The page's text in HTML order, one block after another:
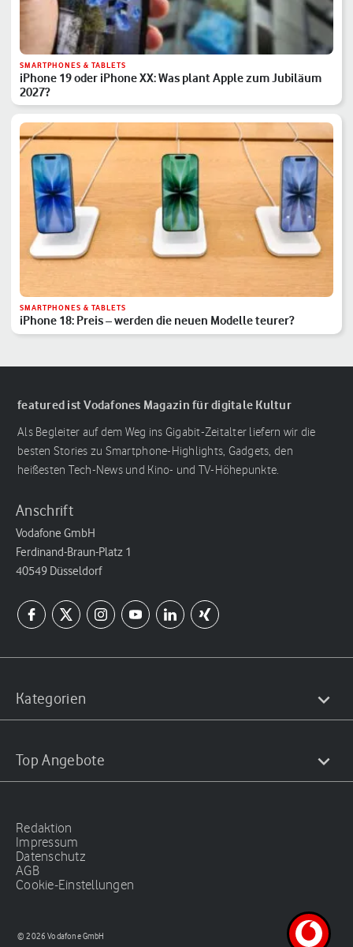
SMARTPHONES & TABLETS
iPhone 19 oder iPhone XX: Was plant Apple zum Jubiläum
2027?
SMARTPHONES & TABLETS
iPhone 18: Preis – werden die neuen Modelle teurer?
featured ist Vodafones Magazin für digitale Kultur
Als Begleiter auf dem Weg ins Gigabit-Zeitalter liefern wir die
besten Stories zu Smartphone-Highlights, Gadgets, den
heißesten Tech-News und Kino- und TV-Höhepunkte.
Anschrift
Vodafone GmbH
Ferdinand-Braun-Platz 1
40549 Düsseldorf
Kategorien
Top Angebote
Redaktion
Impressum
Datenschutz
AGB
Cookie-Einstellungen
© 2026 Vodafone GmbH